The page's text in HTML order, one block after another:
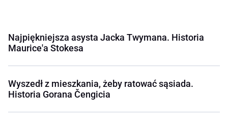
Najpiękniejsza asysta Jacka Twymana. Historia
Maurice'a Stokesa
Wyszedł z mieszkania, żeby ratować sąsiada.
Historia Gorana Čengicia